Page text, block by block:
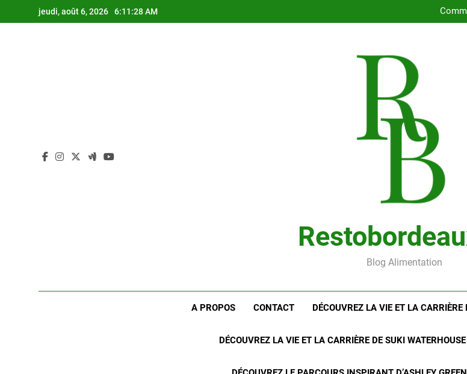
to
jeudi, août 6, 2026 6:11:28 AM
Blog Alimentation
A PROPOS CONTACT DÉCOUVREZ LA VIE ET LA
DÉCOUVREZ LA VIE ET LA CARRIÈRE DE SUKI